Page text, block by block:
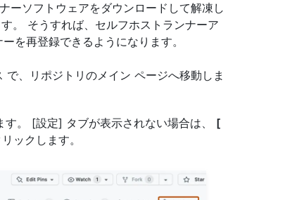
ーソフトウェアをダウンロードして解凍し
。 そうすれば、セルフホストランナーア
を再登録できるようになります。
、リポジトリのメイン ページへ移動しま
す。 [設定] タブが表示されない場合は、 [
ックします。